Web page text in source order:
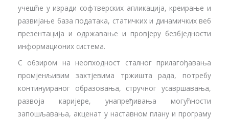
учешће у изради софтверских апликација, креирање и
развијање база података, статичких и динамичких веб
презентација и одржавање и провјеру безбједности
информационих система.
С обзиром на неопходност сталног прилагођавања
промјенљивим захтјевима тржишта рада, потребу
континуираног образовања, стручног усавршавања,
развоја каријере, унапређивања могућности
запошљавања, акценат у наставном плану и програму